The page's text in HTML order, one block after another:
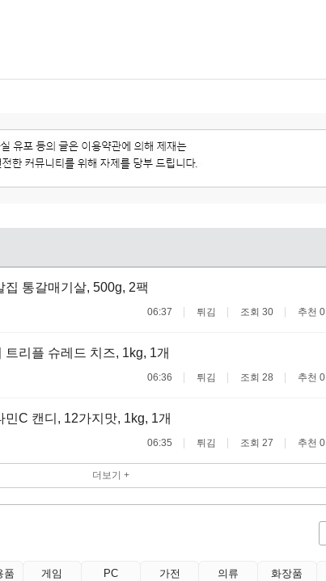
집 통갈매기살, 500g, 2팩
06:37 튀김 조회 30 추천 0
트리플 슈레드 치즈, 1kg, 1개
06:36 튀김 조회 28 추천 0
민C 캔디, 12가지맛, 1kg, 1개
06:35 튀김 조회 27 추천 0
더보기 +
품 게임 PC 가전 의류 화장품